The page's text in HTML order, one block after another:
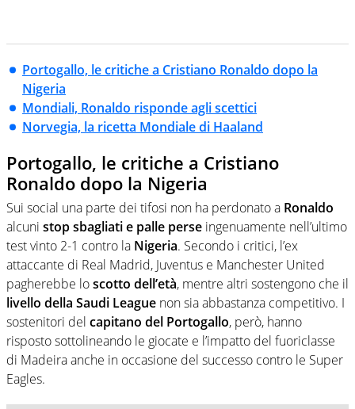
Portogallo, le critiche a Cristiano Ronaldo dopo la
Nigeria
Mondiali, Ronaldo risponde agli scettici
Norvegia, la ricetta Mondiale di Haaland
Portogallo, le critiche a Cristiano
Ronaldo dopo la Nigeria
Sui social una parte dei tifosi non ha perdonato a Ronaldo
alcuni stop sbagliati e palle perse ingenuamente nell’ultimo
test vinto 2-1 contro la Nigeria. Secondo i critici, l’ex
attaccante di Real Madrid, Juventus e Manchester United
pagherebbe loscotto dell’età, mentre altri sostengono che il
livello della Saudi League non sia abbastanza competitivo. I
sostenitori del capitano del Portogallo, però, hanno
risposto sottolineando le giocate e l’impatto del fuoriclasse
di Madeira anche in occasione del successo contro le Super
Eagles.